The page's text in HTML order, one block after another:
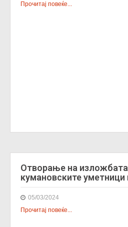
Прочитај повеќе...
Oтворање на
кумановските уметници
05/03/2024
Прочитај повеќе...